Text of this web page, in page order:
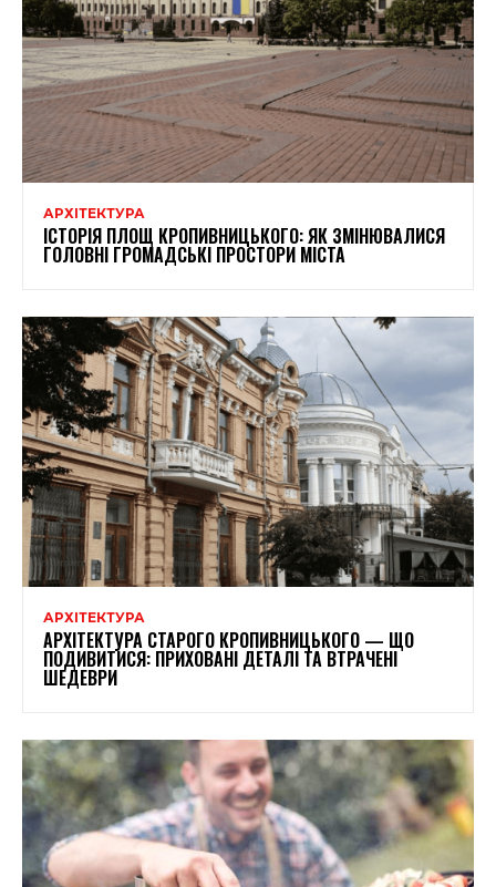
АРХІТЕКТУРА
ІСТОРІЯ ПЛОЩ КРОПИВНИЦЬКОГО: ЯК ЗМІНЮВАЛИСЯ
ГОЛОВНІ ГРОМАДСЬКІ ПРОСТОРИ МІСТА
АРХІТЕКТУРА
АРХІТЕКТУРА СТАРОГО КРОПИВНИЦЬКОГО — ЩО
ПОДИВИТИСЯ: ПРИХОВАНІ ДЕТАЛІ ТА ВТРАЧЕНІ
ШЕДЕВРИ